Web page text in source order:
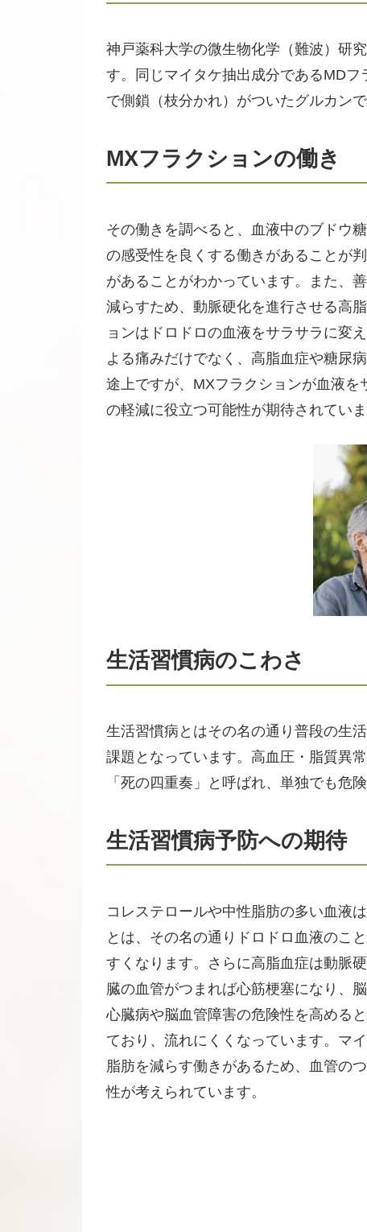
神戸薬科大学の微生物化学（難波）研
す。同じマイタケ抽出成分であるMD
で側鎖（枝分かれ）がついたグルカン
MXフラクションの働き
その働きを調べると、血液中のブドウ
の感受性を良くする働きがあることが
があることがわかっています。また、
減らすため、動脈硬化を進行させる高
ョンはドロドロの血液をサラサラに変
よる痛みだけでなく、高脂血症や糖尿
途上ですが、MXフラクションが血液
の軽減に役立つ可能性が期待されていま
生活習慣病のこわさ
生活習慣病とはその名の通り普段の生
課題となっています。高血圧・脂質異
「死の四重奏」と呼ばれ、単独でも危
生活習慣病予防への期待
コレステロールや中性脂肪の多い血液
とは、その名の通りドロドロ血液のこ
すくなります。さらに高脂血症は動脈
臓の血管がつまれば心筋梗塞になり、
心臓病や脳血管障害の危険性を高める
ており、流れにくくなっています。マ
脂肪を減らす働きがあるため、血管の
性が考えられています。